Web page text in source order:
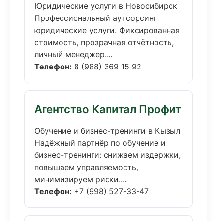
Юридические услуги в Новосибирск
Профессиональный аутсорсинг
юридические услуги. Фиксированная
стоимость, прозрачная отчётность,
личный менеджер....
Телефон: 8 (988) 369 15 92
Агентство Капитал Профит
Обучение и бизнес-тренинги в Кызыл
Надёжный партнёр по обучение и
бизнес-тренинги: снижаем издержки,
повышаем управляемость,
минимизируем риски....
Телефон: +7 (998) 527-33-47